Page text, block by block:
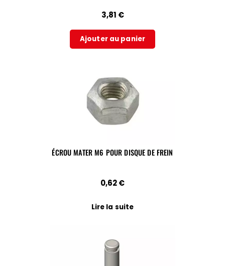
3,81 €
Ajouter au panier
ÉCROU MATER M6 POUR DISQUE DE FREIN
0,62€
Lire la suite